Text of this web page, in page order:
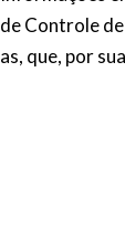
Controle de
que, por sua